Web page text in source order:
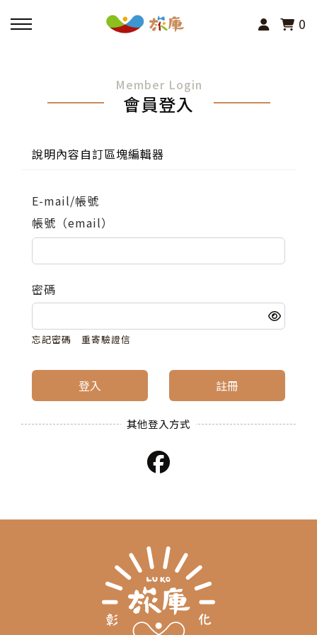
0
小旅行及主題導覽
講座、體驗與課程
其他活動
Member Login
會員登入
說明內容自訂區塊編輯器
E-mail/帳號
帳號（email）
密碼
忘記密碼 重寄驗證信
登入 註冊